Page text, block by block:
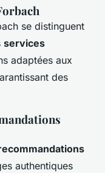
se distinguent
services
adaptées aux
des
authentiques